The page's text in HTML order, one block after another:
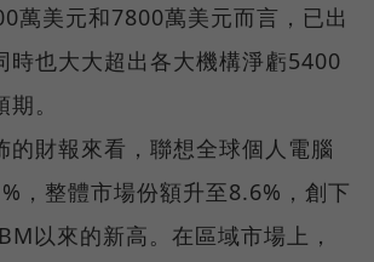
萬美元和7800萬美元而言，已出
時也大大超出各大機構淨虧5400
。
的財報來看，聯想全球個人電腦
，整體市場份額升至8.6%，創下
以來的新高。在區域市場上，